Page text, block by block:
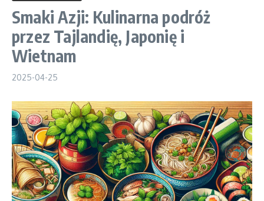
Smaki Azji: Kulinarna podróż
przez Tajlandię, Japonię i
Wietnam
2025-04-25